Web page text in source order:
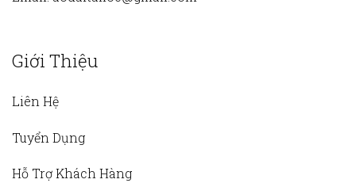
Giới Thiệu
Liên Hệ
Tuyển Dụng
Hỗ Trợ Khách Hàng